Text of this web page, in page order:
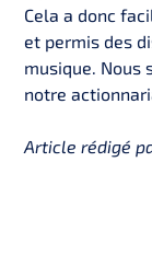
Cela a donc
et permis des
musique. Nous
notre
Article rédigé